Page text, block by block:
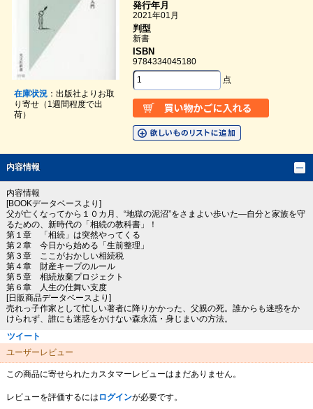
在庫状況：出版社よりお取
り寄せ（1週間程度で出
荷）
発行年月
2021年01月
判型
新書
ISBN
9784334045180
点
内容情報
内容情報
[BOOKデータベースより]
父が亡くなってから１０カ月、“地獄の泥沼”をさまよい歩いた―自分と家族を守
るための、新時代の「相続の教科書」！
第１章 「相続」は突然やってくる
第２章 今日から始める「生前整理」
第３章 ここがおかしい相続税
第４章 財産キープのルール
第５章 相続放棄プロジェクト
第６章 人生の仕舞い支度
[日販商品データベースより]
売れっ子作家として忙しい著者に降りかかった、父親の死。誰からも迷惑をか
けられず、誰にも迷惑をかけない森永流・身じまいの方法。
ツイート
ユーザーレビュー
この商品に寄せられたカスタマーレビューはまだありません。
レビューを評価するには ログインが必要です。